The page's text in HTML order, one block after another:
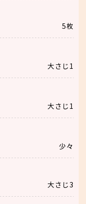
5枚
大さじ1
大さじ1
少々
大さじ3